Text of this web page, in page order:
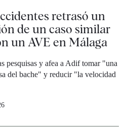
retrasó un
de un caso similar
un AVE en Málaga
pesquisas y afea a Adif tomar "una
del bache" y reducir "la velocidad